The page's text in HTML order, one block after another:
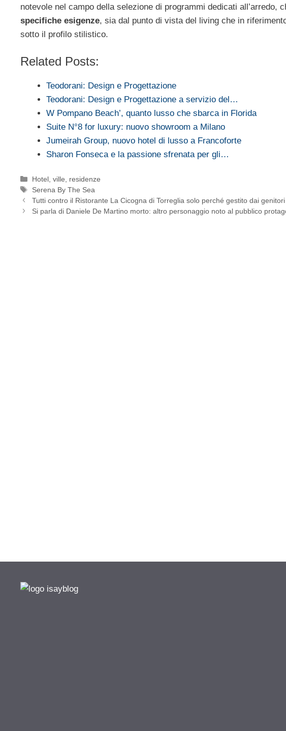
notevole nel campo della selezione di programmi dedicati all’arredo,
specifiche esigenze, sia dal punto di vista del living che in
sotto il profilo stilistico.
Related Posts:
Teodorani: Design e Progettazione
Teodorani: Design e Progettazione a servizio del…
W Pompano Beach’, quanto lusso che sbarca in Florida
Suite N°8 for luxury: nuovo showroom a Milano
Jumeirah Group, nuovo hotel di lusso a Francoforte
Sharon Fonseca e la passione sfrenata per gli…
Categorie
Hotel, ville, residenze
Tag
Serena By The Sea
Tutti contro il Ristorante La Cicogna di Torreglia solo perché gestito dai
Si parla di Daniele De Martino morto: altro personaggio noto al pubblico